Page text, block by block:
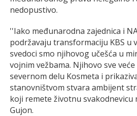
nedopustivo.
''Iako međunarodna zajednica i
podržavaju transformaciju KBS u
svedoci smo njihovog učešća u
vojnim vežbama. Njihovo sve
severnom delu Kosmeta i
stanovništvom stvara ambijent
koji remete životnu svakodnevicu
Gujon.